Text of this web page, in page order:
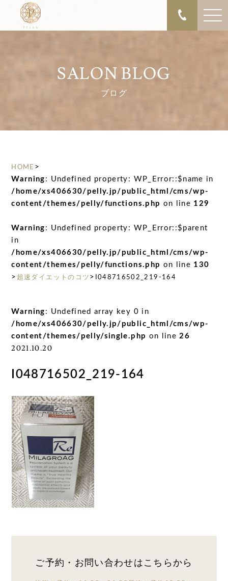
SALON BLOG
ブログ
HOME >
Warning : Undefined property: WP_Error::$name in
/home/xs406630/pelly.jp/public_html/cms/wp-
content/themes/pelly/functions.php on line 129
Warning : Undefined property: WP_Error::$parent
in
/home/xs406630/pelly.jp/public_html/cms/wp-
content/themes/pelly/functions.php on line 130
> 超速ダイエットのコツ > I048716502_219-164
Warning : Undefined array key 0 in
/home/xs406630/pelly.jp/public_html/cms/wp-
content/themes/pelly/single.php on line26
2021.10.20
I048716502_219-164
ご予約・お問い合わせはこちらから